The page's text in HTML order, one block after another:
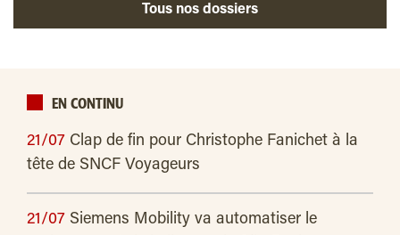
Tous nos dossiers
EN CONTINU
21/07 Clap de fin pour Christophe Fanichet à la
tête de SNCF Voyageurs
21/07 Siemens Mobility va automatiser le